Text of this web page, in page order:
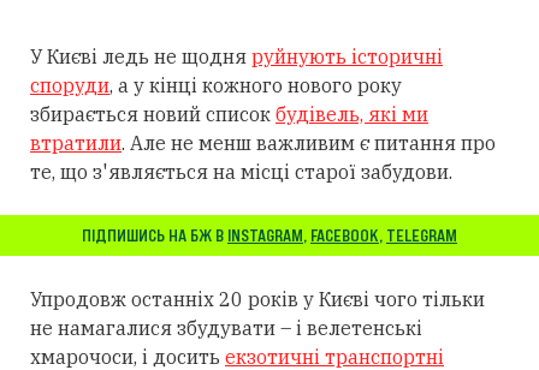
У Києві ледь не щодня руйнують історичні
споруди, а у кінці кожного нового року
збирається новий список будівель, які ми
втратили. Але не менш важливим є питання про
те, що з'являється на місці старої забудови.
ПІДПИШИСЬ НА БЖ В INSTAGRAM, FACEBOOK, TELEGRAM
Упродовж останніх 20 років у Києві чого тільки
не намагалися збудувати – і велетенські
хмарочоси, і досить екзотичні транспортні